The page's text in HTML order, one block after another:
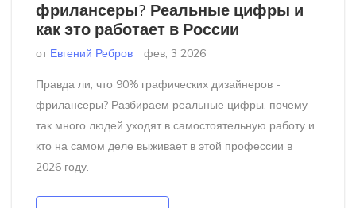
фрилансеры? Реальные цифры и
как это работает в России
от Евгений Ребров фев, 3 2026
Правда ли, что 90% графических дизайнеров -
фрилансеры? Разбираем реальные цифры, почему
так много людей уходят в самостоятельную работу и
кто на самом деле выживает в этой профессии в
2026 году.